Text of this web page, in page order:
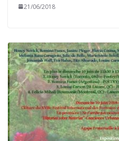
21/06/2018